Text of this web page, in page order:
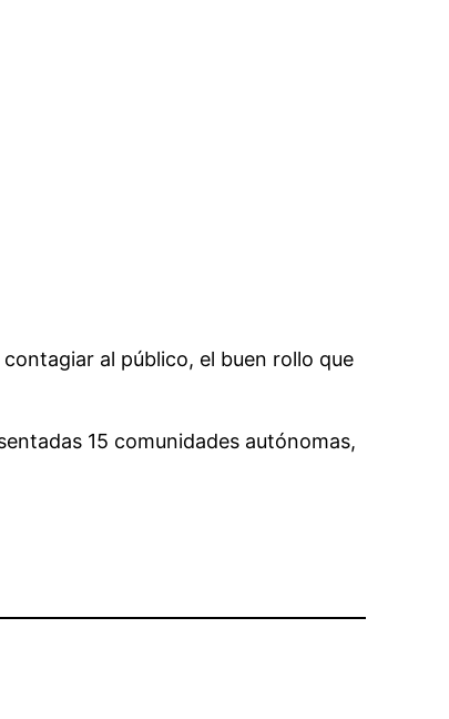
al público, el buen rollo que
15 comunidades autónomas,